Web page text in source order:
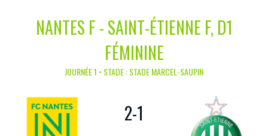
NANTES F - SAINT-ÉTIENNE F, D1
FÉMININE
JOURNÉE 1 • STADE : STADE MARCEL-SAUPIN
2-1